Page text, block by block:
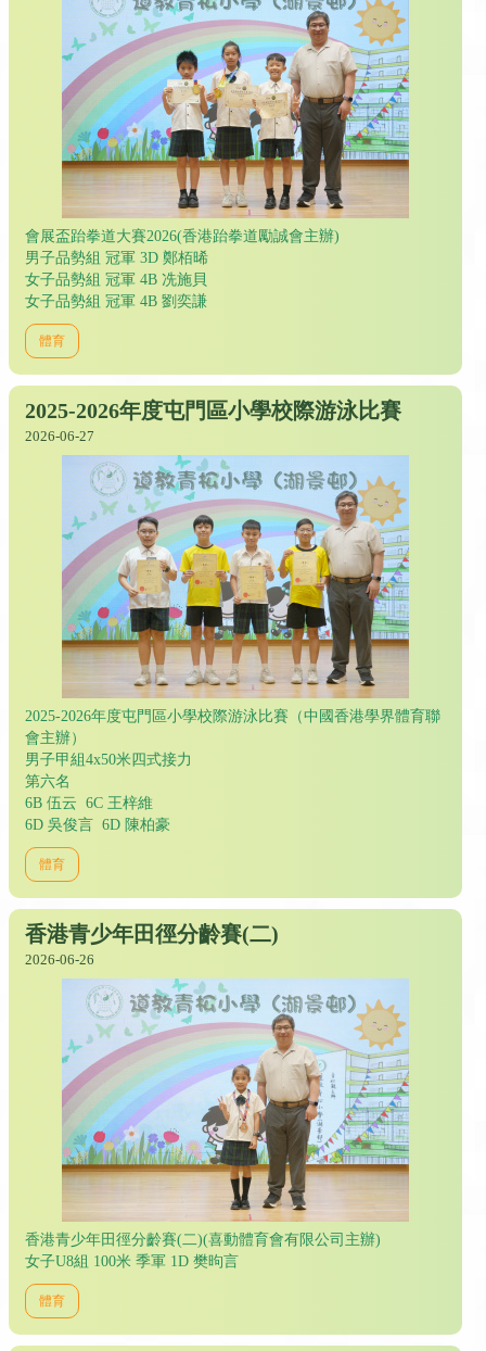
會展盃跆拳道大賽2026(香港跆拳道勵誠會主辦)
男子品勢組 冠軍 3D 鄭栢晞
女子品勢組 冠軍 4B 冼施貝
女子品勢組 冠軍 4B 劉奕謙
體育
2025-2026年度屯門區小學校際游泳比賽
2026-06-27
2025-2026年度屯門區小學校際游泳比賽（中國香港學界體育聯
會主辦）
男子甲組4x50米四式接力
第六名
6B 伍云 6C 王梓維
6D 吳俊言 6D 陳柏豪
體育
香港青少年田徑分齡賽(二)
2026-06-26
香港青少年田徑分齡賽(二)(喜動體育會有限公司主辦)
女子U8組 100米 季軍 1D 樊昫言
體育